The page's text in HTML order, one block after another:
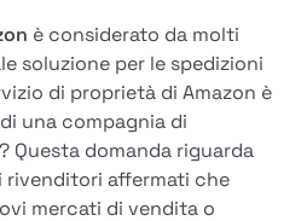
è considerato da molti
soluzione per le spedizioni
di proprietà di Amazon è
una compagnia di
Questa domanda riguarda
rivenditori affermati che
mercati di vendita o